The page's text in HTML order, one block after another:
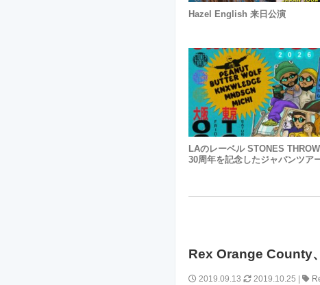
Hazel English 来日公演
LAのレーベル STONES
30周年を記念したジャパンツア
Rex Orange County
2019.09.13 2019.10.25 |